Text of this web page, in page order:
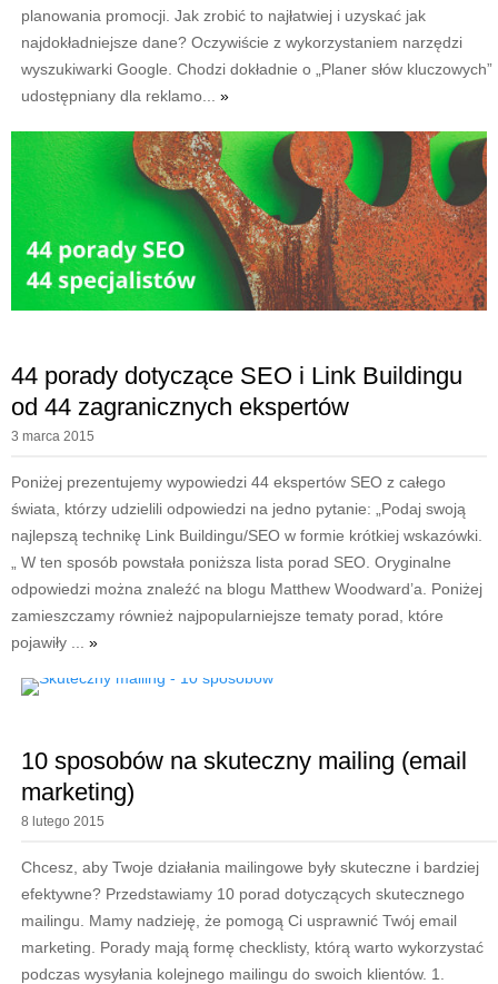
planowania promocji. Jak zrobić to najłatwiej i uzyskać jak
najdokładniejsze dane? Oczywiście z wykorzystaniem narzędzi
wyszukiwarki Google. Chodzi dokładnie o „Planer słów kluczowych”
udostępniany dla reklamo... »
44 porady dotyczące SEO i Link Buildingu
od 44 zagranicznych ekspertów
3 marca 2015
Poniżej prezentujemy wypowiedzi 44 ekspertów SEO z całego
świata, którzy udzielili odpowiedzi na jedno pytanie: „Podaj swoją
najlepszą technikę Link Buildingu/SEO w formie krótkiej wskazówki.
„ W ten sposób powstała poniższa lista porad SEO. Oryginalne
odpowiedzi można znaleźć na blogu Matthew Woodward’a. Poniżej
zamieszczamy również najpopularniejsze tematy porad, które
pojawiły ... »
10 sposobów na skuteczny mailing (email
marketing)
8 lutego 2015
Chcesz, aby Twoje działania mailingowe były skuteczne i bardziej
efektywne? Przedstawiamy 10 porad dotyczących skutecznego
mailingu. Mamy nadzieję, że pomogą Ci usprawnić Twój email
marketing. Porady mają formę checklisty, którą warto wykorzystać
podczas wysyłania kolejnego mailingu do swoich klientów. 1.